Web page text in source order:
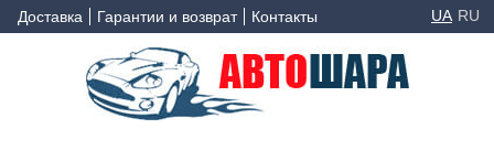
Доставка Гарантии и возврат Контакты UA RU